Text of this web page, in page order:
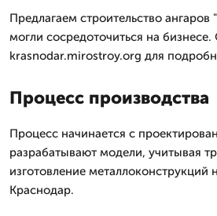
Предлагаем строительство
могли сосредоточиться на бизнесе.
krasnodar.mirostroy.org для
Процесс производства
Процесс начинается с
разрабатывают модели, учитывая
изготовление металлоконструкций
Краснодар.